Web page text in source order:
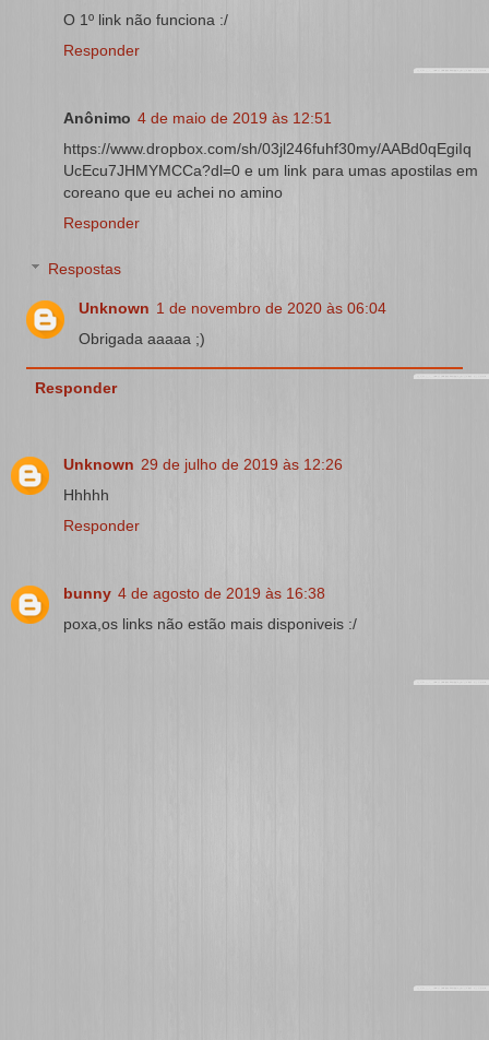
O 1º link não funciona :/
Responder
Anônimo 4 de maio de 2019 às 12:51
https://www.dropbox.com/sh/03jl246fuhf30my/AABd0qEgiIq
UcEcu7JHMYMCCa?dl=0 e um link para umas apostilas em
coreano que eu achei no amino
Responder
Respostas
Unknown 1 de novembro de 2020 às 06:04
Obrigada aaaaa ;)
Responder
Unknown 29 de julho de 2019 às 12:26
Hhhhh
Responder
bunny 4 de agosto de 2019 às 16:38
poxa,os links não estão mais disponiveis :/